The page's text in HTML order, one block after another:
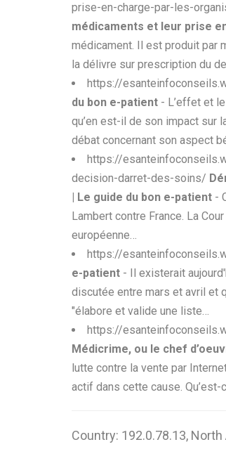
prise-en-charge-par-les-
médicaments et leur prise
médicament. Il est produit par
la délivre sur prescription du
https://
du bon e-patient - L’effet et
qu’en est-il de son impact sur
débat concernant son aspect
https://
decision-darret-des-soins/
| Le guide du bon e-patient -
Lambert contre France. La
européenne…
https://
e-patient - Il existerait
discutée entre mars et avril et
"élabore et valide une liste…
https://
Médicrime, ou le chef
lutte contre la vente par
actif dans cette cause.
Country: 192.0.78.13, North